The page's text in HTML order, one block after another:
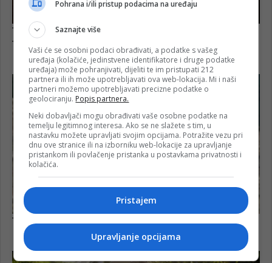
Pohrana i/ili pristup podacima na uređaju
Saznajte više
Vaši će se osobni podaci obrađivati, a podatke s vašeg
uređaja (kolačiće, jedinstvene identifikatore i druge podatke
uređaja) može pohranjivati, dijeliti te im pristupati 212
partnera ili ih može upotrebljavati ova web-lokacija. Mi i naši
partneri možemo upotrebljavati precizne podatke o
geolociranju. Popis partnera.
Neki dobavljači mogu obrađivati vaše osobne podatke na
temelju legitimnog interesa. Ako se ne slažete s tim, u
nastavku možete upravljati svojim opcijama. Potražite vezu pri
dnu ove stranice ili na izborniku web-lokacije za upravljanje
pristankom ili povlačenje pristanka u postavkama privatnosti i
kolačića.
Pristajem
Upravljanje opcijama